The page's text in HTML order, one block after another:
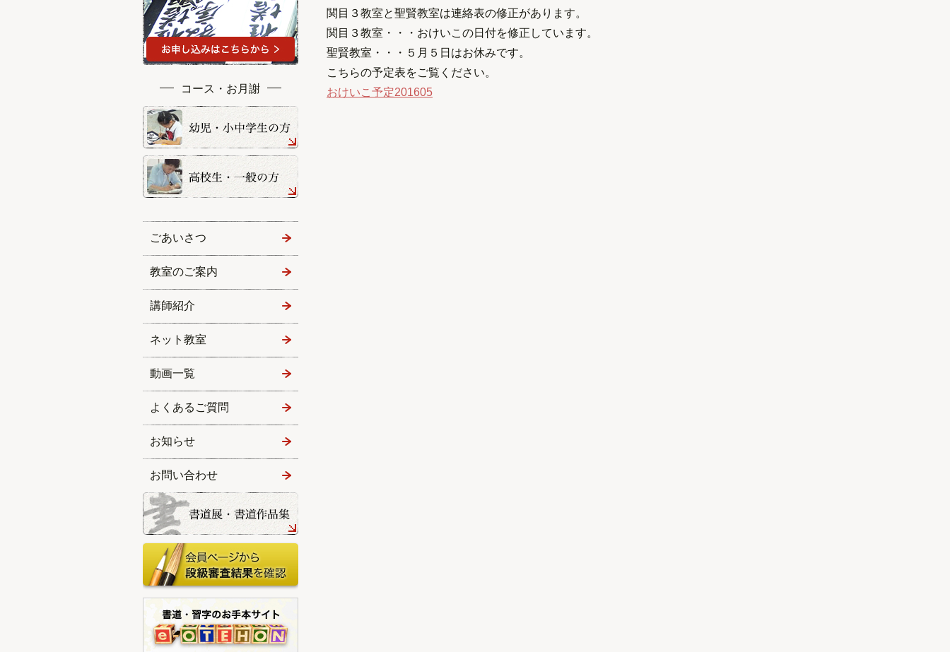
関目３教室と聖賢教室は連絡表の修正があります。
関目３教室・・・おけいこの日付を修正しています。
聖賢教室・・・５月５日はお休みです。
こちらの予定表をご覧ください。
おけいこ予定201605
コース・お月謝
ごあいさつ
教室のご案内
講師紹介
ネット教室
動画一覧
よくあるご質問
お知らせ
お問い合わせ